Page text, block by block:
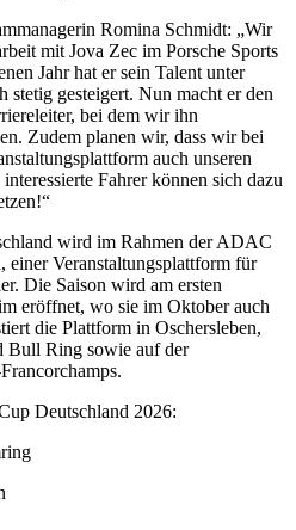
Romina Schmidt: „Wir
mit Jova Zec im Porsche Sports
Jahr hat er sein Talent unter
stetig gesteigert. Nun macht er den
bei dem wir ihn
Zudem planen wir, dass wir bei
auch unseren
Fahrer können sich dazu
wird im Rahmen der ADAC
einer Veranstaltungsplattform für
Die Saison wird am ersten
eröffnet, wo sie im Oktober auch
die Plattform in Oschersleben,
Bull Ring sowie auf der
Deutschland 2026: